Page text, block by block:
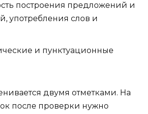
построения предложений и
употребления слов и
и пунктуационные
двумя отметками. На
после проверки нужно